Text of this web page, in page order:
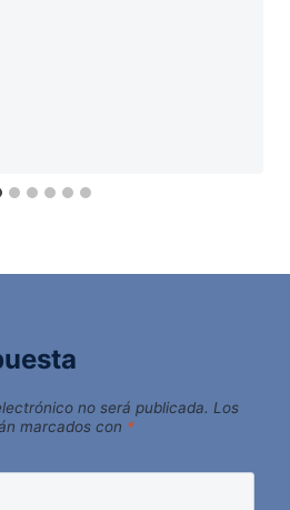
no será publicada. Los
marcados con *